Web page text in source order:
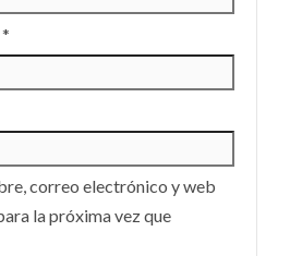
*
correo electrónico y web
la próxima vez que